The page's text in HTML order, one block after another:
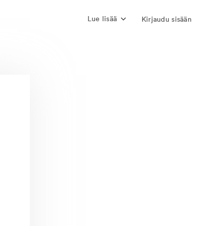
Lue lisää Kirjaudu sisään